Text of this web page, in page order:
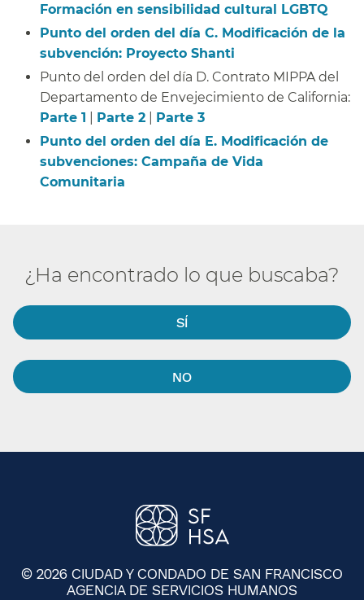
Formación en sensibilidad cultural LGBTQ​​
Punto del orden del día C. Modificación de la
subvención: Proyecto Shanti​​
Punto del orden del día D. Contrato MIPPA del
Departamento de Envejecimiento de California:
Parte 1
Parte 2 Parte 3
Punto del orden del día E. Modificación de
subvenciones: Campaña de Vida
Comunitaria​​
¿Ha encontrado lo que buscaba?​​
SÍ​​
NO​​
© 2026 CIUDAD Y CONDADO DE SAN FRANCISCO
AGENCIA DE SERVICIOS HUMANOS